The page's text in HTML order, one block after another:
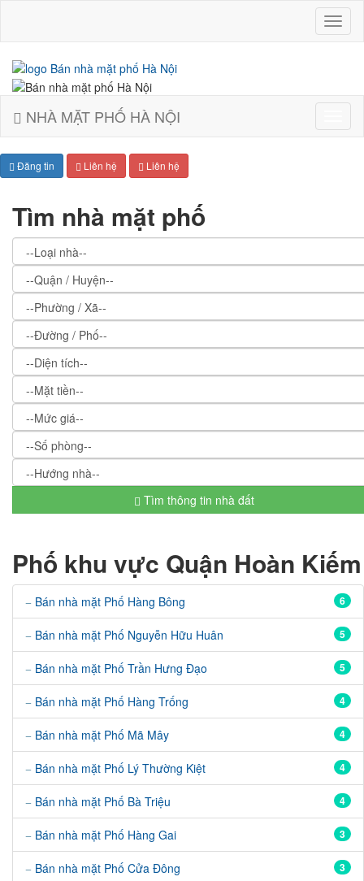
Bán
nhà
Nội
nhà
NHÀ MẶT PHỐ HÀ NỘI
Đăng tin Liên hệ Liên hệ
Tìm nhà mặt phố
Tìm thông tin nhà đất
Phố khu vực Quận Hoàn Kiếm
6
Bán nhà mặt Phố Hàng Bông
5
Bán nhà mặt Phố Nguyễn Hữu Huân
5
Bán nhà mặt Phố Trần Hưng Đạo
4
Bán nhà mặt Phố Hàng Trống
4
Bán nhà mặt Phố Mã Mây
4
Bán nhà mặt Phố Lý Thường Kiệt
4
Bán nhà mặt Phố Bà Triệu
3
Bán nhà mặt Phố Hàng Gai
3
Bán nhà mặt Phố Cửa Đông